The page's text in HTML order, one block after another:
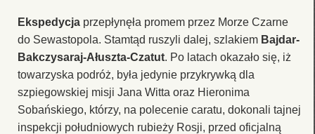
Ekspedycja przepłynęła promem przez Morze Czarne
do Sewastopola. Stamtąd ruszyli dalej, szlakiem Bajdar-
Bakczysaraj-Ałuszta-Czatut. Po latach okazało się, iż
towarzyska podróż, była jedynie przykrywką dla
szpiegowskiej misji Jana Witta oraz Hieronima
Sobańskiego, którzy, na polecenie caratu, dokonali tajnej
inspekcji południowych rubieży Rosji, przed oficjalną